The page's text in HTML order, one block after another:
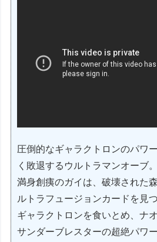
圧倒的なギャラクトロンのパワ
く敗退するウルトラマンオーブ。
満身創痍のガイは、破壊された
ルトラフュージョンカードを見つ
ギャラクトロンを食いとめ、ナ
サンダーブレスターの超絶パワ